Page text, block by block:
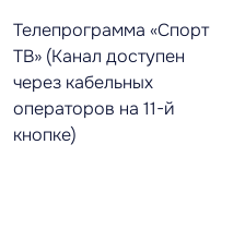
Телепрограмма «Спорт
ТВ» (Канал доступен
через кабельных
операторов на 11-й
кнопке)